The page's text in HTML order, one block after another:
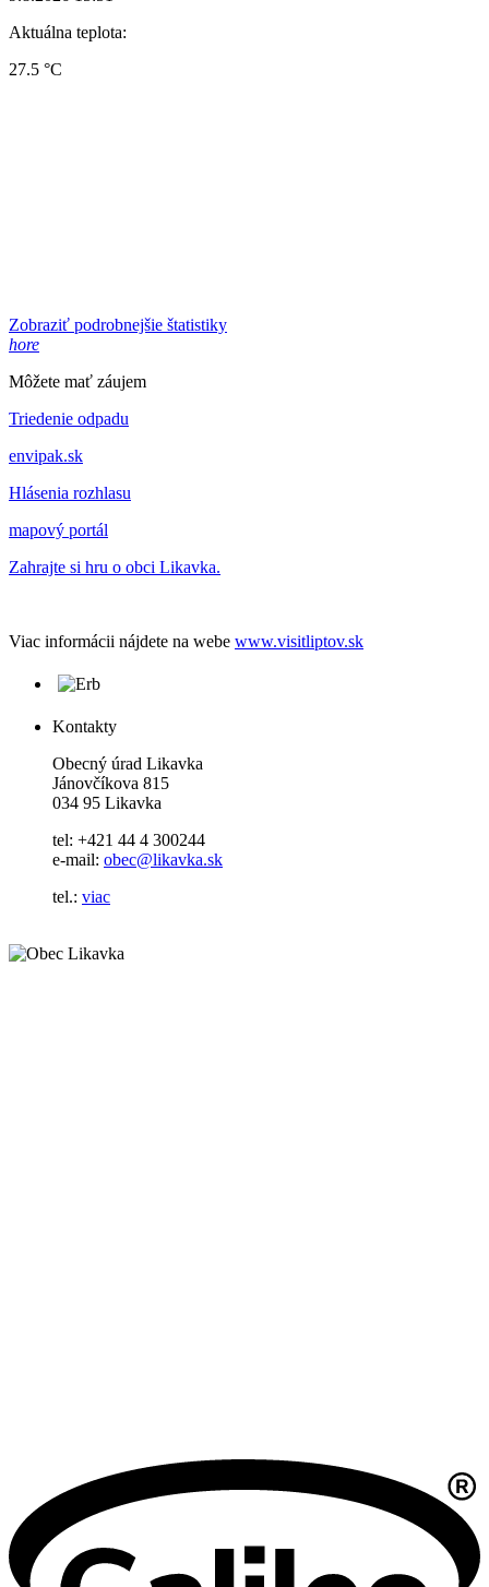
Aktuálna teplota:
27.5 °C
Zobraziť podrobnejšie štatistiky
hore
Môžete mať záujem
Triedenie odpadu
envipak.sk
Hlásenia rozhlasu
mapový portál
Zahrajte si hru o obci Likavka.
Viac informácii nájdete na webe www.visitliptov.sk
Kontakty
Obecný úrad Likavka
Jánovčíkova 815
034 95 Likavka
tel: +421 44 4 300244
e-mail: obec@likavka.sk
tel.: viac